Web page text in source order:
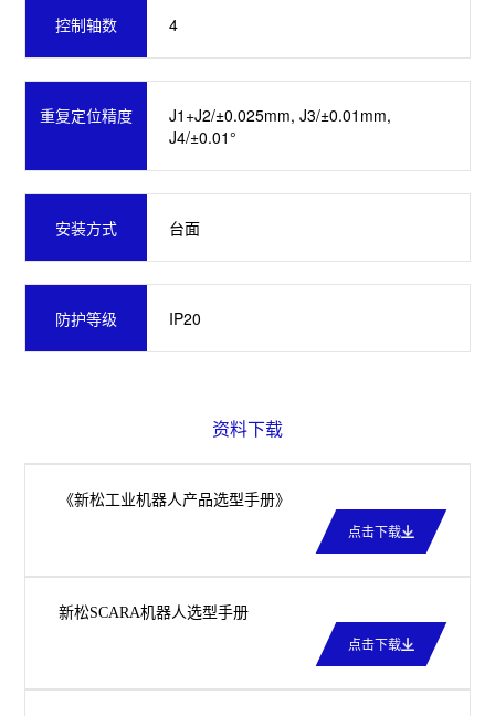
控制轴数 4
重复定位精度
J1+J2/±0.025mm, J3/±0.01mm,
J4/±0.01°
安装方式 台面
防护等级 IP20
资料下载
《新松工业机器人产品选型手册》
点击下载
新松SCARA机器人选型手册
点击下载